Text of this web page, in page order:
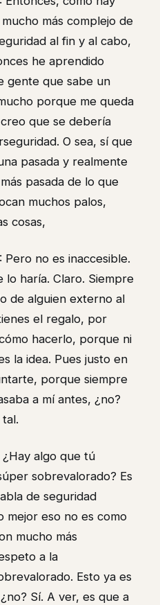
más complejo de
al fin y al cabo,
he aprendido
gente que sabe un
porque me queda
que se debería
O sea, sí que
pasada y realmente
pasada de lo que
muchos palos,
cosas,
no es inaccesible.
lo haría. Claro. Siempre
de alguien externo al
el regalo, por
hacerlo, porque ni
la idea. Pues justo en
porque siempre
a mí antes, ¿no?
algo que tú
sobrevalorado? Es
de seguridad
mejor eso no es como
mucho más
a la
Esto ya es
Sí. A ver, es que a